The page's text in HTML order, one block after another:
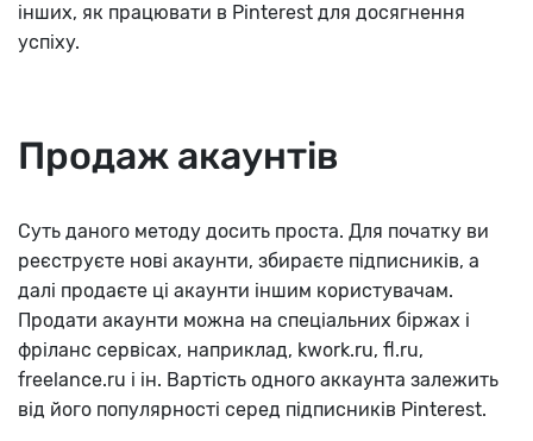
інших, як працювати в Pinterest для досягнення
успіху.
Продаж акаунтів
Суть даного методу досить проста. Для початку ви
реєструєте нові акаунти, збираєте підписників, а
далі продаєте ці акаунти іншим користувачам.
Продати акаунти можна на спеціальних біржах і
фріланс сервісах, наприклад, kwork.ru, fl.ru,
freelance.ru і ін. Вартість одного аккаунта залежить
від його популярності серед підписників Pinterest.